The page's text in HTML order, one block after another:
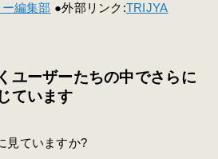
編集部 ●外部リンク:TRIJYA
ユーザーたちの中でさらに
ています
見ていますか?